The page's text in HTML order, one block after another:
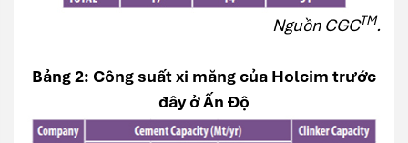
Nguồn CGCTM.
Bảng 2: Công suất xi măng của Holcim trước
đây ở Ấn Độ